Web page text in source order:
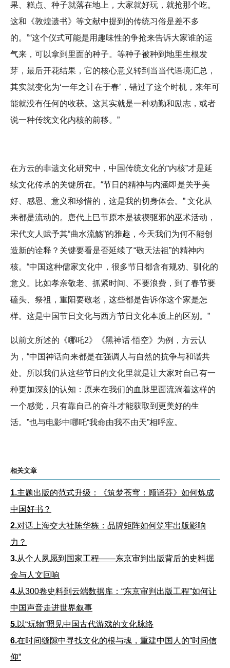
果、糕点、种子就落在地上，大家就好玩，就抢那个吃。
这和《敦煌遗书》等文献中提到的传统习俗是差不多
的。”“这个仪式可能是用趣味性的争抢来告诉大家谁的运
气来，可以拿到里面的种子。等种子被种到地里生根发
芽，最后开花结果，它的核心意义转到当当代语境汇总，
其实就变化为‘一年之计在于春’，错过了这个时机，来年可
能就没有任何的收获。这其实就是一种劝勤和励志，或者
说一种传统文化内核的前移。”
在方云的非遗文化研究中，中国传统文化的“内核”才是延
续文化传承的关键所在。“节日的精神与内涵即是关乎美
好、感恩、意义和珍惜的，这是我的切身体会。” 文化从
来都是流动的。唐代上巳节原本是祓禊驱邪的巫术活动，
宋代文人赋予其“曲水流觞”的雅趣，今天我们为何不能创
造新的诠释？关键要看是否延续了“敬天法祖”的精神内
核。“中国这种儒家文化中，很多节日都含有规劝、驯化的
意义。比如孝亲敬老、抓紧时间、不要浪费，到了春节要
磕头、祭祖，重阳要敬老，这些都是告诉你这个家是怎
样。这是中国节日文化与西方节日文化本质上的区别。”
以前文所述的《哪吒2》《黑神话·悟空》为例，方云认
为，“中国神话向来都是在强调人与自然的抗争与和谐共
处。所以我们从这些节日的文化里就是让大家对自己有一
种更加深刻的认知：原来在我们的血脉里面流淌着这样的
一个感觉，只有靠自己的奋斗才能获取到更美好的生
活。”也与电影中哪吒“我命由我不由天”相呼应。
相关文章
1.主题出版的范式升级：《筑梦苍穹：顾诵芬》如何炼成
中国好书？
2.对话上海交大社陈华栋：品牌矩阵如何筑牢出版影响
力？
3.从个人夙愿到国家工程——东京审判出版背后的史料掘
金与人文回响
4.从300卷史料到云端数据库：“东京审判出版工程”如何让
中国声音走进世界叙事
5.以“玩物”照见中国古代游戏的文化脉络
6.在时间缝隙中寻找文化的根与魂，重建中国人的“时间信
仰”